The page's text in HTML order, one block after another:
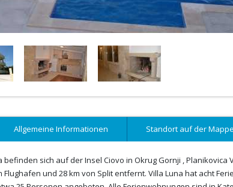
Allgemeine Informationen Standort auf der
sich auf der Insel Ciovo in Okrug Gornji , Planikovica
Flughafen und 28 km von Split entfernt. Villa Luna hat acht